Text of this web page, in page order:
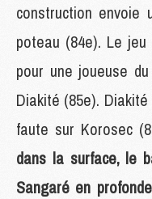
construction envoie
poteau (84e). Le
pour une joueuse
Diakité (85e).
faute sur Korosec
dans la surface, le
Sangaré en